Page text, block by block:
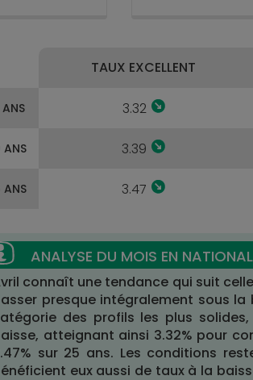
TAUX EXCELLENT
ANS 3.32
ANS 3.39
ANS 3.47
connaît une tendance qui suit
presque intégralement sous
des profils les plus
atteignant ainsi 3.32% pour
sur 25 ans. Les conditions
eux aussi de taux à la